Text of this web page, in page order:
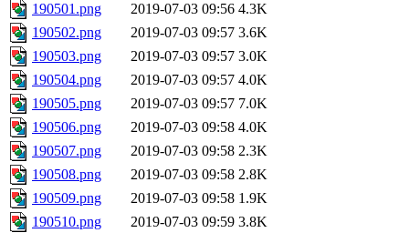
190501.png
2019-07-03 09:56 4.3K
190502.png
2019-07-03 09:57 3.6K
190503.png
2019-07-03 09:57 3.0K
190504.png
2019-07-03 09:57 4.0K
190505.png
2019-07-03 09:57 7.0K
190506.png
2019-07-03 09:58 4.0K
190507.png
2019-07-03 09:58 2.3K
190508.png
2019-07-03 09:58 2.8K
190509.png
2019-07-03 09:58 1.9K
190510.png
2019-07-03 09:59 3.8K